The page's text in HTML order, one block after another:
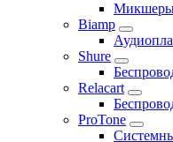
Biamp
Shure
Relacart
ProTone